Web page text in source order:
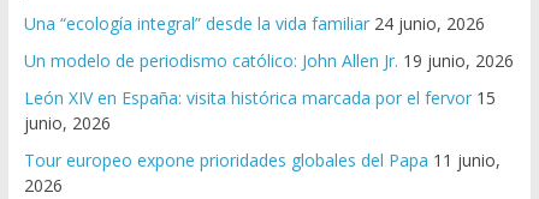
Una “ecología integral” desde la vida familiar 24 junio, 2026
Un modelo de periodismo católico: John Allen Jr. 19 junio, 2026
León XIV en España: visita histórica marcada por el fervor 15
junio, 2026
Tour europeo expone prioridades globales del Papa 11 junio,
2026